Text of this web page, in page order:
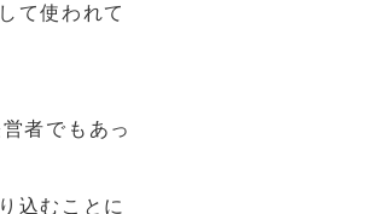
て使われて
者でもあっ
込むことに